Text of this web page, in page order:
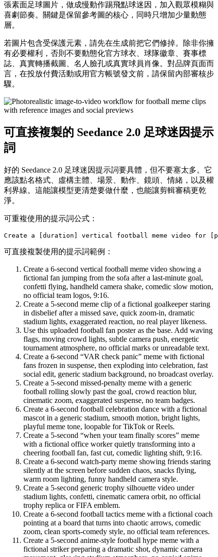
張素面足球圖片，做成慢動作踢飛點球迷因，加入觀眾模糊與
喜劇節奏。關鍵是保留參考圖的核心，同時只增加少量動態
層。
若圖片包含受保護元素，請先在生成前把它們修掉。除非你擁
有必要權利，否則不要動態化官方球衣、球隊徽章、賽事標
誌、真實轉播截圖、名人臉孔或真實球員肖像。對品牌頁面而
言，在投放付費活動或用官方帳號發文前，請保留內部審核步
驟。
可直接複製的 Seedance 2.0 足球迷因提示
詞
好的 Seedance 2.0 足球迷因提示詞要具體，但不要塞太多。它
應該點名格式、虛構主體、場景、動作、鏡頭、情緒，以及權
利界線。這能讓模型更清楚要做什麼，也能讓剪輯審稿更乾
淨。
可重複使用的提示詞公式：
可直接複製使用的提示詞範例：
Create a 6-second vertical football meme video showing a
fictional fan jumping from the sofa after a last-minute goal,
confetti flying, handheld camera shake, comedic slow motion,
no official team logos, 9:16.
Create a 5-second meme clip of a fictional goalkeeper staring
in disbelief after a missed save, quick zoom-in, dramatic
stadium lights, exaggerated reaction, no real player likeness.
Use this uploaded football fan poster as the base. Add waving
flags, moving crowd lights, subtle camera push, energetic
tournament atmosphere, no official marks or unreadable text.
Create a 6-second “VAR check panic” meme with fictional
fans frozen in suspense, then exploding into celebration, fast
social edit, generic stadium background, no broadcast overlay.
Create a 5-second missed-penalty meme with a generic
football rolling slowly past the goal, crowd reaction blur,
cinematic zoom, exaggerated suspense, no team badges.
Create a 6-second football celebration dance with a fictional
mascot in a generic stadium, smooth motion, bright lights,
playful meme tone, loopable for TikTok or Reels.
Create a 5-second “when your team finally scores” meme
with a fictional office worker quietly transforming into a
cheering football fan, fast cut, comedic lighting shift, 9:16.
Create a 6-second watch-party meme showing friends staring
silently at the screen before sudden chaos, snacks flying,
warm room lighting, funny handheld camera style.
Create a 5-second generic trophy silhouette video under
stadium lights, confetti, cinematic camera orbit, no official
trophy replica or FIFA emblem.
Create a 6-second football tactics meme with a fictional coach
pointing at a board that turns into chaotic arrows, comedic
zoom, clean sports-comedy style, no official team references.
Create a 5-second anime-style football hype meme with a
fictional striker preparing a dramatic shot, dynamic camera